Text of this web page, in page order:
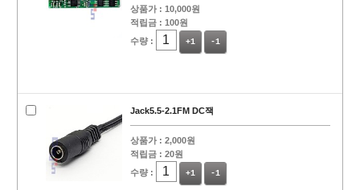
상품가 : 10,000원
적립금 : 100원
수량 :
+1 -1
Jack5.5-2.1FM DC잭
상품가 : 2,000원
적립금 : 20원
수량 :
+1 -1